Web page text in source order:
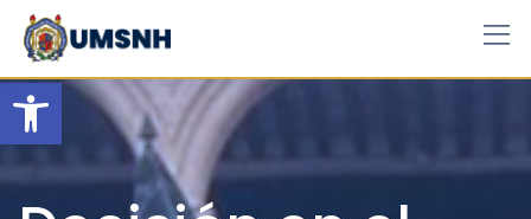
Open toolbar
Skip
content